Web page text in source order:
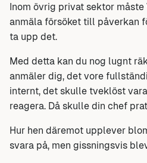
Inom övrig privat sektor
anmäla försöket till påverkan
ta upp det.
Med detta kan du nog lugnt
anmäler dig, det vore
internt, det skulle tveklöst
reagera. Då skulle din chef
Hur hen däremot upplever
svara på, men gissningsvis